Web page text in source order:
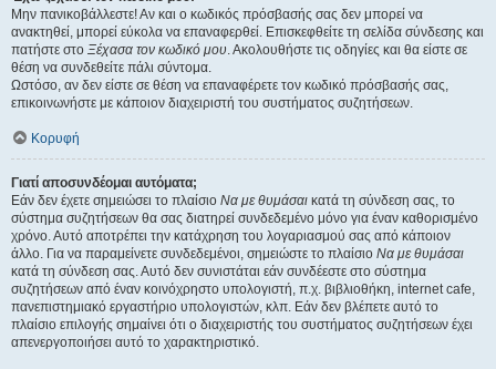
Μην πανικοβάλλεστε! Αν και ο κωδικός πρόσβασής σας δεν μπορεί να
ανακτηθεί, μπορεί εύκολα να επαναφερθεί. Επισκεφθείτε τη σελίδα σύνδεσης και
πατήστε στο Ξέχασα τον κωδικό μου. Ακολουθήστε τις οδηγίες και θα είστε σε
θέση να συνδεθείτε πάλι σύντομα.
Ωστόσο, αν δεν είστε σε θέση να επαναφέρετε τον κωδικό πρόσβασής σας,
επικοινωνήστε με κάποιον διαχειριστή του συστήματος συζητήσεων.
Κορυφή
Γιατί αποσυνδέομαι αυτόματα;
Εάν δεν έχετε σημειώσει το πλαίσιο Να με θυμάσαι κατά τη σύνδεση σας, το
σύστημα συζητήσεων θα σας διατηρεί συνδεδεμένο μόνο για έναν καθορισμένο
χρόνο. Αυτό αποτρέπει την κατάχρηση του λογαριασμού σας από κάποιον
άλλο. Για να παραμείνετε συνδεδεμένοι, σημειώστε το πλαίσιο Να με θυμάσαι
κατά τη σύνδεση σας. Αυτό δεν συνιστάται εάν συνδέεστε στο σύστημα
συζητήσεων από έναν κοινόχρηστο υπολογιστή, π.χ. βιβλιοθήκη, internet cafe,
πανεπιστημιακό εργαστήριο υπολογιστών, κλπ. Εάν δεν βλέπετε αυτό το
πλαίσιο επιλογής σημαίνει ότι ο διαχειριστής του συστήματος συζητήσεων έχει
απενεργοποιήσει αυτό το χαρακτηριστικό.